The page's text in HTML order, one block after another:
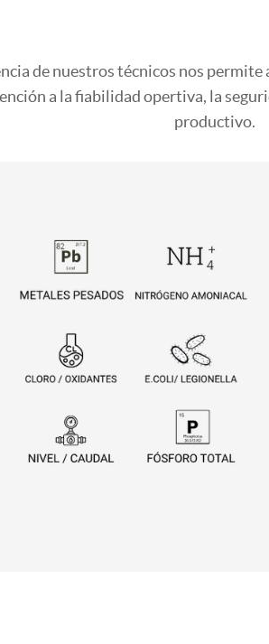
de nuestros técnicos nos
a la fiabilidad opertiva, la
productivo.